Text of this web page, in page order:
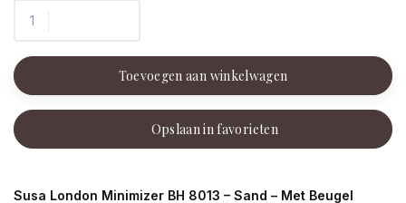
Toevoegen aan winkelwagen
Opslaan in favorieten
Susa London Minimizer BH 8013 – Sand – Met Beugel